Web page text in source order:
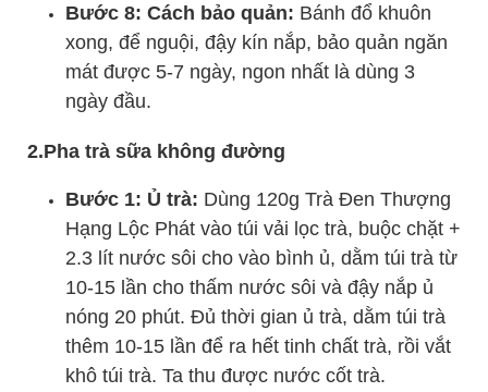
Bước 8: Cách bảo quản: Bánh đổ khuôn
xong, để nguội, đậy kín nắp, bảo quản ngăn
mát được 5-7 ngày, ngon nhất là dùng 3
ngày đầu.
2.Pha trà sữa không đường
Bước 1: Ủ trà: Dùng 120g Trà Đen Thượng
Hạng Lộc Phát vào túi vải lọc trà, buộc chặt +
2.3 lít nước sôi cho vào bình ủ, dằm túi trà từ
10-15 lần cho thấm nước sôi và đậy nắp ủ
nóng 20 phút. Đủ thời gian ủ trà, dằm túi trà
thêm 10-15 lần để ra hết tinh chất trà, rồi vắt
khô túi trà. Ta thu được nước cốt trà.